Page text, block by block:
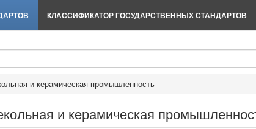
КЛАССИФИКАТОР ГОСУДАРСТВЕННЫХ СТАНДАРТОВ
и керамическая промышленность
и керамическая